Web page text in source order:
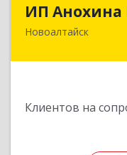
ИП Анохина
Новоалтайск
Клиентов на
658041,